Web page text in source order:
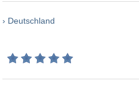
› Deutschland